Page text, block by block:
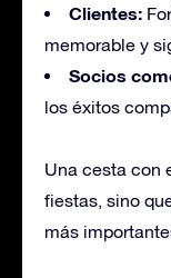
Clientes:
memorable y
Socios
los éxitos
Una cesta con
fiestas, sino
más